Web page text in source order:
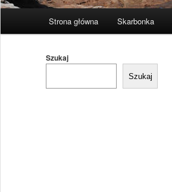
Strona główna Skarbonka
Szukaj
Szukaj